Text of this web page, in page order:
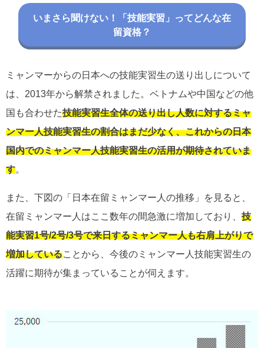
いまさら聞けない！「技能実習」ってどんな在
留資格？
ミャンマーからの日本への技能実習生の送り出しについて
は、2013年から解禁されました。ベトナムや中国などの他
国も合わせた技能実習生全体の送り出し人数に対するミャ
ンマー人技能実習生の割合はまだ少なく、これからの日本
国内でのミャンマー人技能実習生の活用が期待されていま
す
また、下図の「日本在留ミャンマー人の推移」を見ると、
在留ミャンマー人はここ数年の間急激に増加しており、 技
能実習1号/2号/3号で来日するミャンマー人も右肩上がりで
増加している ことから、今後のミャンマー人技能実習生の
活躍に期待が集まっていることが伺えます。